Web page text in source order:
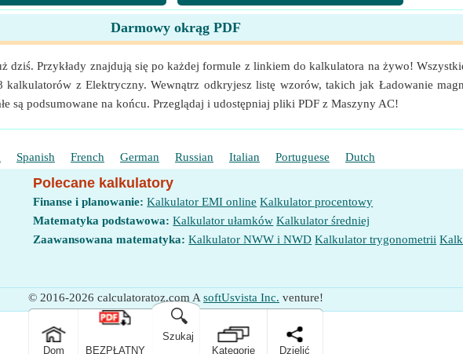
na metr kwadratowy (Wb/m²)
Darmowy okrąg PDF
dziś. Przykłady znajdują się po każdej formule z linkiem do kalkulatora na żywo!
z Elektryczny. Wewnątrz odkryjesz listę wzorów, takich jak Ładowanie
są podsumowane na końcu. Przeglądaj i udostępniaj pliki PDF z Maszyny AC!
Spanish French German Russian Italian Portuguese Dutch
Polecane kalkulatory
Finanse i planowanie: Kalkulator EMI online Kalkulator procentowy
Matematyka podstawowa: Kalkulator ułamków Kalkulator średniej
Zaawansowana matematyka: Kalkulator NWW i NWD Kalkulator trygonometrii
© 2016-2026 calculatoratoz.com A softUsvista Inc. venture!
Dom BEZPŁATNY
🔍
Szukaj
Kategorie
Dzielić